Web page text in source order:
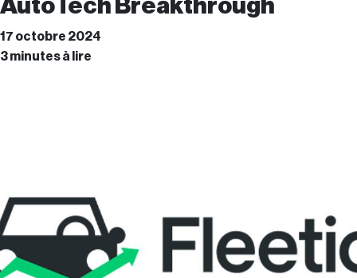
AutoTech Breakthrough
17 octobre 2024
3 minutes à lire